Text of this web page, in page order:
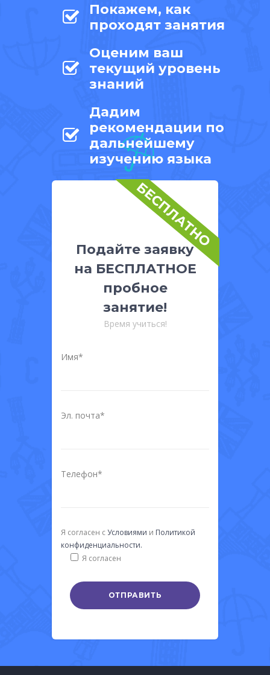
Покажем, как
проходят занятия
Оценим ваш
текущий уровень
знаний
Дадим
рекомендации по
дальнейшему
изучению языка
БЕСПЛАТНО
Подайте заявку
на БЕСПЛАТНОЕ
пробное
занятие!
Время учиться!
Имя*
Эл. почта*
Телефон*
Я согласен сУсловиями и Политикой
конфиденциальности.
Я согласен